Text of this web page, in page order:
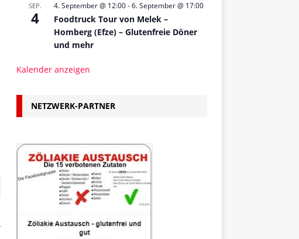
SEP.
4
4. September @ 12:00-6. September @ 17:00
Foodtruck Tour von Melek –
Homberg (Efze) – Glutenfreie Döner
und mehr
Kalender anzeigen
NETZWERK-PARTNER